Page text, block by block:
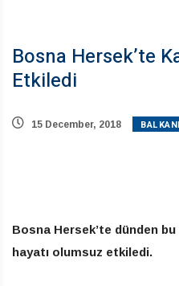
Bosna Hersek’te
Etkiledi
15 December, 2018
Bosna Hersek’te dünden
hayatı olumsuz etkiledi.